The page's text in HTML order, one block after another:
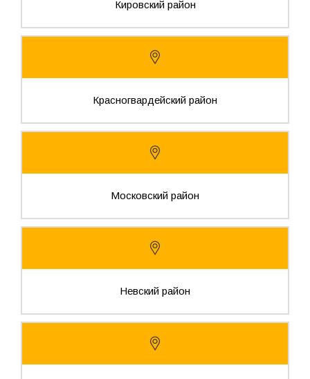
Кировский район
Красногвардейский район
Московский район
Невский район